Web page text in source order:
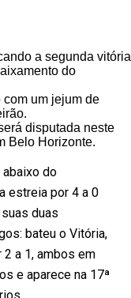
a segunda vitória
do
um jejum de
disputada neste
Belo Horizonte.
do
estreia por 4 a 0
duas
bateu o Vitória,
2 a 1, ambos em
e aparece na 17ª